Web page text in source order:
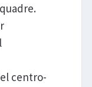
centro-